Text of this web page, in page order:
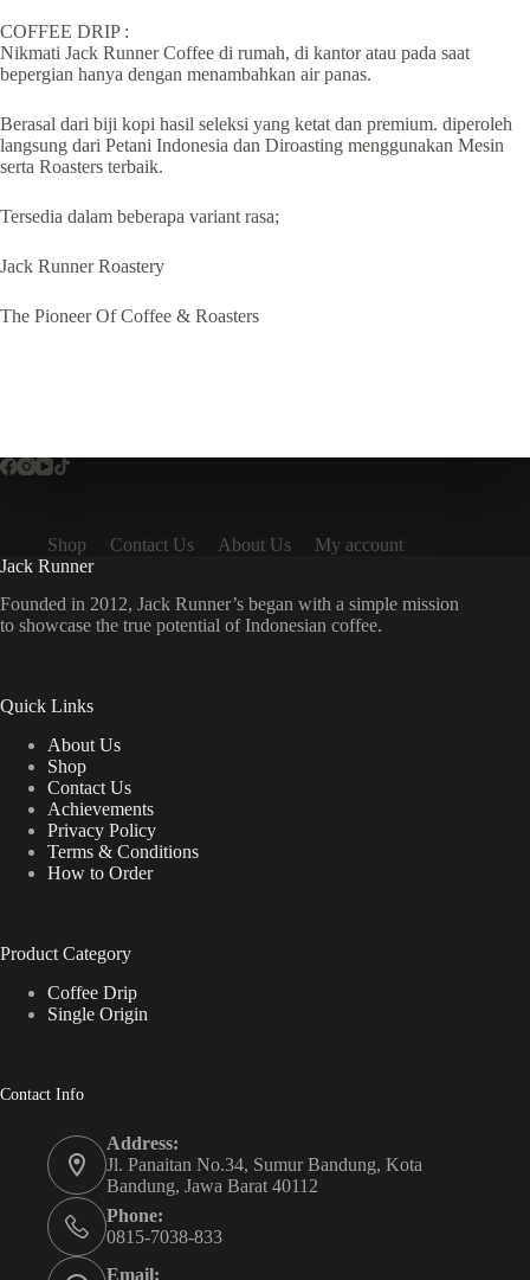
COFFEE DRIP :
Nikmati Jack Runner Coffee di rumah, di kantor atau pada saat
bepergian hanya dengan menambahkan air panas.
Berasal dari biji kopi hasil seleksi yang ketat dan premium. diperoleh
langsung dari Petani Indonesia dan Diroasting menggunakan Mesin
serta Roasters terbaik.
Tersedia dalam beberapa variant rasa;
Jack Runner Roastery
The Pioneer Of Coffee & Roasters
Shop Contact Us About Us
My account
Jack Runner
Founded in 2012, Jack Runner’s began with a simple mission
to showcase the true potential of Indonesian coffee.
Quick Links
About Us
Shop
Contact Us
Achievements
Privacy Policy
Terms & Conditions
How to Order
Product Category
Coffee Drip
Single Origin
Contact Info
Address:
Jl. Panaitan No.34, Sumur Bandung, Kota
Bandung, Jawa Barat 40112
Phone:
0815-7038-833
Email: